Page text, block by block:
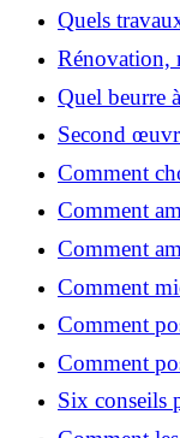
stimule
Quels
valeur d'une
Rénovation,
convient le
Quel beurre
lèvres sèches
Second
le réaliser
Comment
hyaluronique
Comment
conseils
Comment
conseils
Comment
pratiques
Comment
vidéo pas à
Comment
un rendu
Six conseils
basse pression